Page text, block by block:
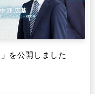
を公開しました